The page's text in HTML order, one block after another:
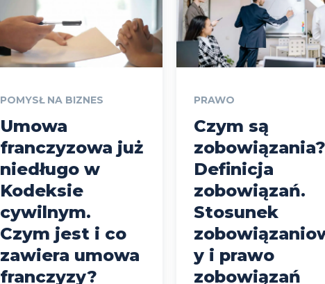
POMYSŁ NA BIZNES
Umowa
franczyzowa już
niedługo w
Kodeksie
cywilnym.
Czym jest i co
zawiera umowa
franczyzy?
PRAWO
Czym są
zobowiązania?
Definicja
zobowiązań.
Stosunek
y i prawo
zobowiązań